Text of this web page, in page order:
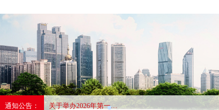
通知公告： 关于有害生物防制员岗位培训合格证培训的通知